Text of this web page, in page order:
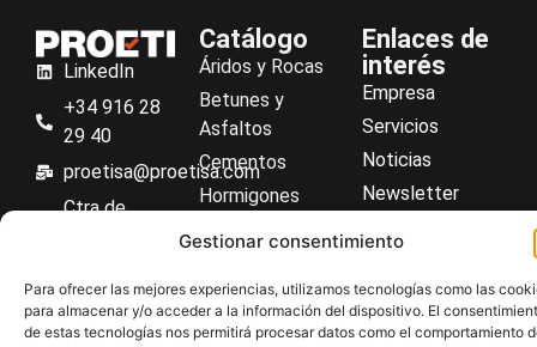
Gestionar consentimiento
Para ofrecer las mejores experiencias, utilizamos tecnologías como las
para almacenar y/o acceder a la información del dispositivo. El
de estas tecnologías nos permitirá procesar datos como el comportamiento
LinkedIn
+34 916 28
29 40
proetisa@proetisa.com
Ctra de
M-106, Km
4,1, 28110
Catálogo
Áridos y Rocas
Betunes y
Asfaltos
Cementos
Hormigones
Suelos
Aceros
Material general
Enlaces de
interés
Empresa
Servicios
Noticias
Newsletter
Centro de ayuda